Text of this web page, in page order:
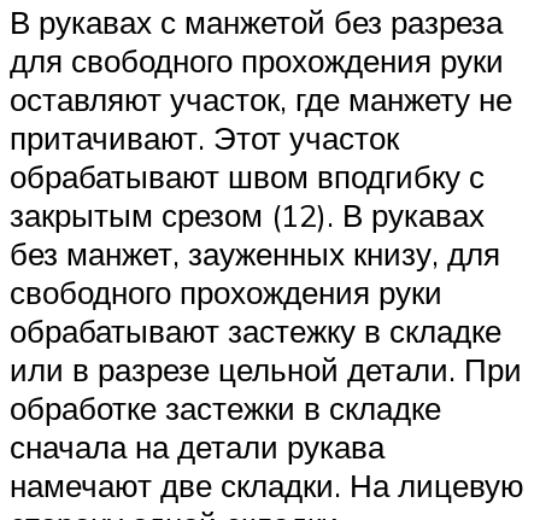
В рукавах с манжетой без разреза
для свободного прохождения руки
оставляют участок, где манжету не
притачивают. Этот участок
обрабатывают швом вподгибку с
закрытым срезом (12). В рукавах
без манжет, зауженных книзу, для
свободного прохождения руки
обрабатывают застежку в складке
или в разрезе цельной детали. При
обработке застежки в складке
сначала на детали рукава
намечают две складки. На лицевую